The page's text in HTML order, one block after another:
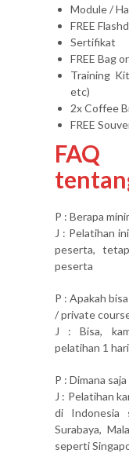
Module /
FREE
Sertifikat
FREE Bag
Training
etc)
2x Coffee
FREE
FAQ
P : Berapa
J : Pelatihan
peserta,
peserta
P : Apakah
/ private
J : Bisa,
pelatihan 1
P : Dimana
J : Pelatihan
di Indonesia
Surabaya,
seperti